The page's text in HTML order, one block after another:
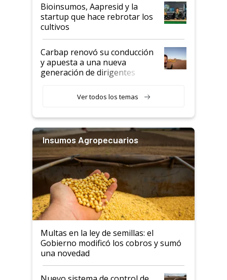
Bioinsumos, Aapresid y la
startup que hace rebrotar los
cultivos
Carbap renovó su conducción
y apuesta a una nueva
generación de dirigentes
Ver todos los temas
Insumos Agropecuarios
Multas en la ley de semillas: el
Gobierno modificó los cobros y sumó
una novedad